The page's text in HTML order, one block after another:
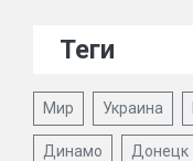
Теги
Мир Украина
Динамо Донецк